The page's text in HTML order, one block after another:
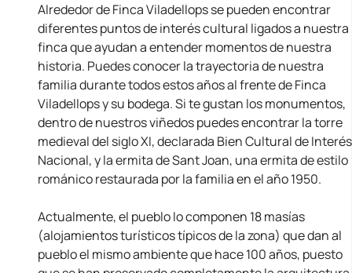
Alrededor de Finca Viladellops se pueden encontrar
diferentes puntos de interés cultural ligados a nuestra
finca que ayudan a entender momentos de nuestra
historia. Puedes conocer la trayectoria de nuestra
familia durante todos estos años al frente de Finca
Viladellops y su bodega. Si te gustan los monumentos,
dentro de nuestros viñedos puedes encontrar la torre
medieval del siglo XI, declarada Bien Cultural de Interés
Nacional, y la ermita de Sant Joan, una ermita de estilo
románico restaurada por la familia en el año 1950.
Actualmente, el pueblo lo componen 18 masías
(alojamientos turísticos típicos de la zona) que dan al
pueblo el mismo ambiente que hace 100 años, puesto